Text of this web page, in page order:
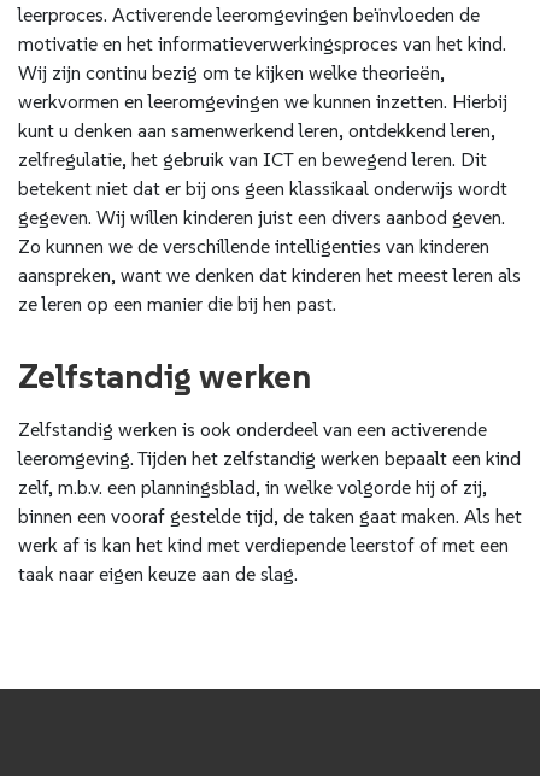
leerproces. Activerende leeromgevingen beïnvloeden de
motivatie en het informatieverwerkingsproces van het kind.
Wij zijn continu bezig om te kijken welke theorieën,
werkvormen en leeromgevingen we kunnen inzetten. Hierbij
kunt u denken aan samenwerkend leren, ontdekkend leren,
zelfregulatie, het gebruik van ICT en bewegend leren. Dit
betekent niet dat er bij ons geen klassikaal onderwijs wordt
gegeven. Wij willen kinderen juist een divers aanbod geven.
Zo kunnen we de verschillende intelligenties van kinderen
aanspreken, want we denken dat kinderen het meest leren als
ze leren op een manier die bij hen past.
Zelfstandig werken
Zelfstandig werken is ook onderdeel van een activerende
leeromgeving. Tijden het zelfstandig werken bepaalt een kind
zelf, m.b.v. een planningsblad, in welke volgorde hij of zij,
binnen een vooraf gestelde tijd, de taken gaat maken. Als het
werk af is kan het kind met verdiepende leerstof of met een
taak naar eigen keuze aan de slag.